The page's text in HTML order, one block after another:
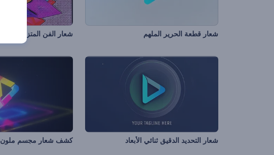
شعار قطعة الحرير الملهم شعار الفن المتزايد الملهم
شعار التحديد الدقيق ثنائي الأبعاد كشف شعار مجسم ملون